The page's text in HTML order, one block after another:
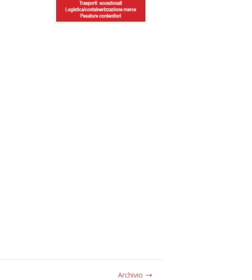
Archivio